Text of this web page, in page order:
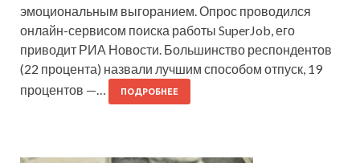
эмоциональным выгоранием. Опрос проводился
онлайн-сервисом поиска работы SuperJob, его
приводит РИА Новости. Большинство респондентов
(22 процента) назвали лучшим способом отпуск, 19
процентов —…
ПОДРОБНЕЕ